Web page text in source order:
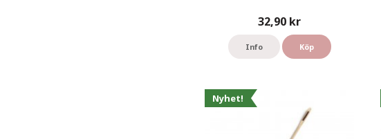
32,90 kr
Info Köp
Nyhet!